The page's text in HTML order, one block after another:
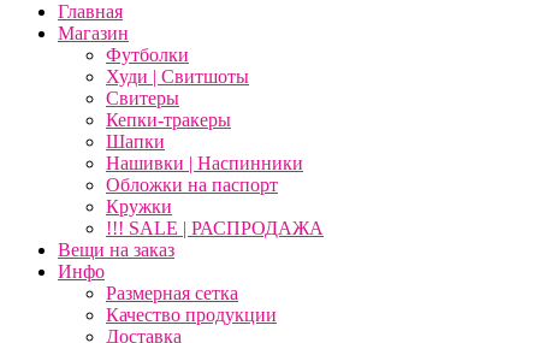
Главная
Магазин
Футболки
Худи | Свитшоты
Свитеры
Кепки-тракеры
Шапки
Нашивки | Наспинники
Обложки на паспорт
Кружки
!!! SALE | РАСПРОДАЖА
Вещи на заказ
Инфо
Размерная сетка
Качество продукции
Доставка